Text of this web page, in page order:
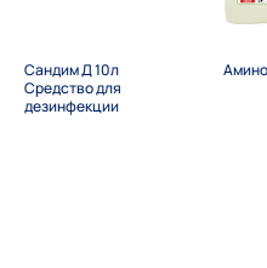
Сандим Д 10л
Средство для
дезинфекции